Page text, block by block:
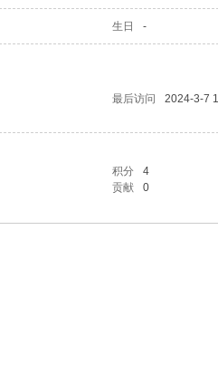
生日 -
最后访问
2024-3-7
积分
4
贡献 0